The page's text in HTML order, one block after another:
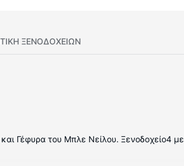
ΞΕΝΟΔΟΧΕΊΩΝ
Γέφυρα του Μπλε Νείλου. Ξενοδοχείο4 με